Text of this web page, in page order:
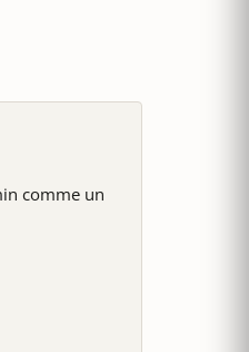
comme un